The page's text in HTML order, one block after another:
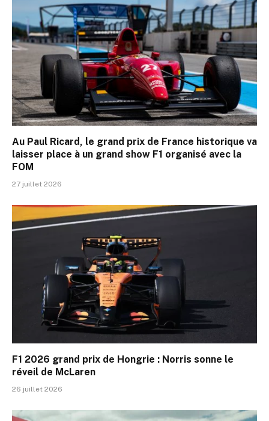
Au Paul Ricard, le grand prix de France historique va
laisser place à un grand show F1 organisé avec la
FOM
27 juillet 2026
F1 2026 grand prix de Hongrie : Norris sonne le
réveil de McLaren
26 juillet 2026